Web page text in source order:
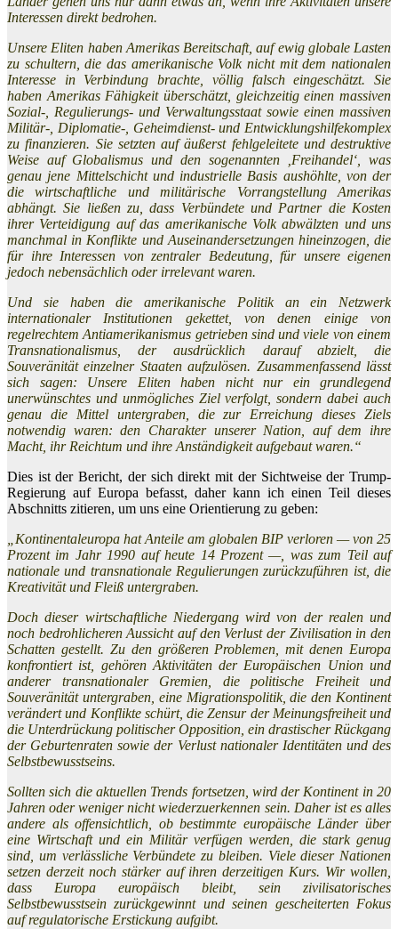
Interessen direkt bedrohen.
Unsere Eliten haben Amerikas Bereitschaft, auf ewig globale Lasten
zu schultern, die das amerikanische Volk nicht mit dem nationalen
Interesse in Verbindung brachte, völlig falsch eingeschätzt. Sie
haben Amerikas Fähigkeit überschätzt, gleichzeitig einen massiven
Sozial-, Regulierungs- und Verwaltungsstaat sowie einen massiven
Militär-, Diplomatie-, Geheimdienst- und Entwicklungshilfekomplex
zu finanzieren. Sie setzten auf äußerst fehlgeleitete und destruktive
Weise auf Globalismus und den sogenannten ‚Freihandel‘, was
genau jene Mittelschicht und industrielle Basis aushöhlte, von der
die wirtschaftliche und militärische Vorrangstellung Amerikas
abhängt. Sie ließen zu, dass Verbündete und Partner die Kosten
ihrer Verteidigung auf das amerikanische Volk abwälzten und uns
manchmal in Konflikte und Auseinandersetzungen hineinzogen, die
für ihre Interessen von zentraler Bedeutung, für unsere eigenen
jedoch nebensächlich oder irrelevant waren.
Und sie haben die amerikanische Politik an ein Netzwerk
internationaler Institutionen gekettet, von denen einige von
regelrechtem Antiamerikanismus getrieben sind und viele von einem
Transnationalismus, der ausdrücklich darauf abzielt, die
Souveränität einzelner Staaten aufzulösen. Zusammenfassend lässt
sich sagen: Unsere Eliten haben nicht nur ein grundlegend
unerwünschtes und unmögliches Ziel verfolgt, sondern dabei auch
genau die Mittel untergraben, die zur Erreichung dieses Ziels
notwendig waren: den Charakter unserer Nation, auf dem ihre
Macht, ihr Reichtum und ihre Anständigkeit aufgebaut waren.“
Dies ist der Bericht, der sich direkt mit der Sichtweise der Trump-
Regierung auf Europa befasst, daher kann ich einen Teil dieses
Abschnitts zitieren, um uns eine Orientierung zu geben:
„Kontinentaleuropa hat Anteile am globalen BIP verloren — von 25
Prozent im Jahr 1990 auf heute 14 Prozent —, was zum Teil auf
nationale und transnationale Regulierungen zurückzuführen ist, die
Kreativität und Fleiß untergraben.
Doch dieser wirtschaftliche Niedergang wird von der realen und
noch bedrohlicheren Aussicht auf den Verlust der Zivilisation in den
Schatten gestellt. Zu den größeren Problemen, mit denen Europa
konfrontiert ist, gehören Aktivitäten der Europäischen Union und
anderer transnationaler Gremien, die politische Freiheit und
Souveränität untergraben, eine Migrationspolitik, die den Kontinent
verändert und Konflikte schürt, die Zensur der Meinungsfreiheit und
die Unterdrückung politischer Opposition, ein drastischer Rückgang
der Geburtenraten sowie der Verlust nationaler Identitäten und des
Selbstbewusstseins.
Sollten sich die aktuellen Trends fortsetzen, wird der Kontinent in 20
Jahren oder weniger nicht wiederzuerkennen sein. Daher ist es alles
andere als offensichtlich, ob bestimmte europäische Länder über
eine Wirtschaft und ein Militär verfügen werden, die stark genug
sind, um verlässliche Verbündete zu bleiben. Viele dieser Nationen
setzen derzeit noch stärker auf ihren derzeitigen Kurs. Wir wollen,
dass Europa europäisch bleibt, sein zivilisatorisches
Selbstbewusstsein zurückgewinnt und seinen gescheiterten Fokus
auf regulatorische Erstickung aufgibt.